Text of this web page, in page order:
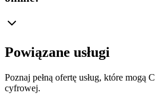
Powiązane usługi
Poznaj pełną ofertę usług, które mogą
cyfrowej.